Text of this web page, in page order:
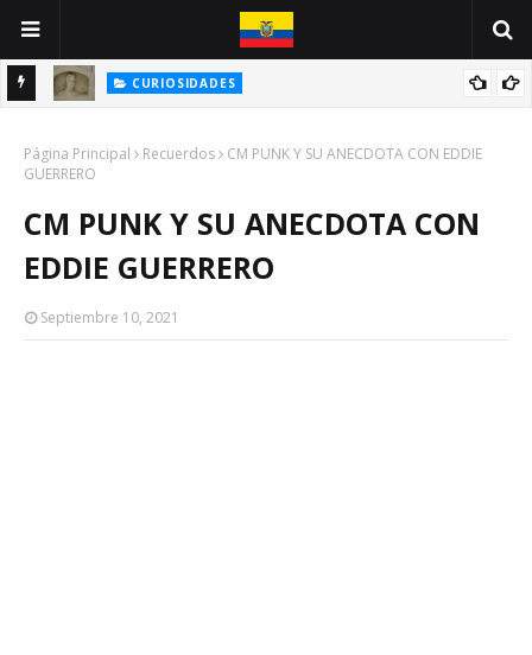
CURIOSIDADES
NEGRA
Página Principal Recuerdos
CM PUNK Y SU ANECDOTA CON EDDIE
GUERRERO
CM PUNK Y SU ANECDOTA CON
EDDIE GUERRERO
Septiembre 10, 2021